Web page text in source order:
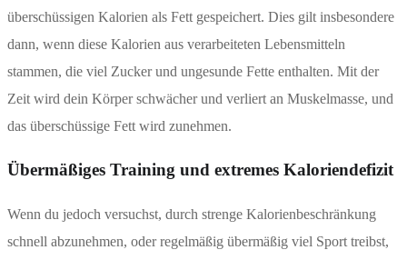
überschüssigen Kalorien als Fett gespeichert. Dies gilt insbesondere
dann, wenn diese Kalorien aus verarbeiteten Lebensmitteln
stammen, die viel Zucker und ungesunde Fette enthalten. Mit der
Zeit wird dein Körper schwächer und verliert an Muskelmasse, und
das überschüssige Fett wird zunehmen.
Übermäßiges Training und extremes Kaloriendefizit
Wenn du jedoch versuchst, durch strenge Kalorienbeschränkung
schnell abzunehmen, oder regelmäßig übermäßig viel Sport treibst,